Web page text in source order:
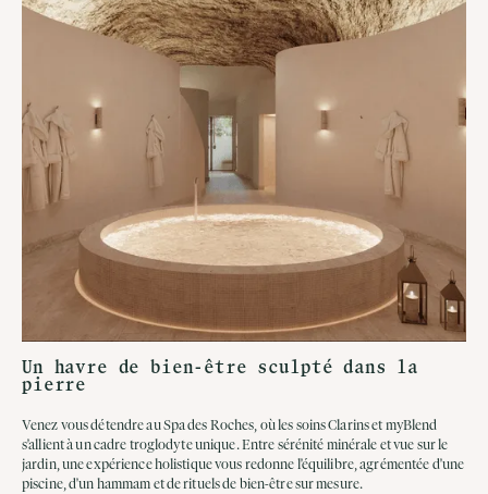
Un havre de bien-être sculpté dans la
pierre
Venez vous détendre au Spa des Roches, où les soins Clarins et myBlend
s'allient à un cadre troglodyte unique. Entre sérénité minérale et vue sur le
jardin, une expérience holistique vous redonne l'équilibre, agrémentée d'une
piscine, d'un hammam et de rituels de bien-être sur mesure.